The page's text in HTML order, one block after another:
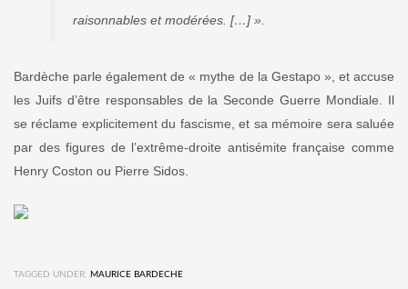
raisonnables et modérées. […] ».
Bardèche parle également de « mythe de la Gestapo », et accuse
les Juifs d’être responsables de la Seconde Guerre Mondiale. Il
se réclame explicitement du fascisme, et sa mémoire sera saluée
par des figures de l’extrême-droite antisémite française comme
Henry Coston ou Pierre Sidos.
TAGGED UNDER: MAURICE BARDECHE